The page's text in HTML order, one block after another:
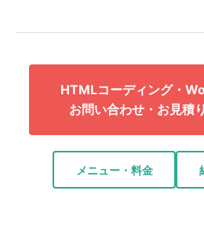
HTMLコーディング・
お問い合わせ・お見積
メニュー・料金